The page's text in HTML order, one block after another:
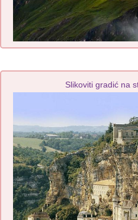
Slikoviti gradić na